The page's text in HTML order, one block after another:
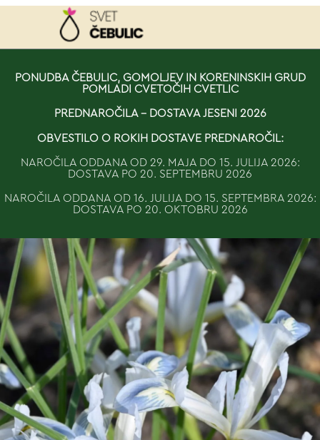
VAŠA KOŠARICA JE
PONUDBA ČEBULIC, GOMOLJEV IN KORENINSKIH GRUD
POMLADI CVETOČIH CVETLIC
PREDNAROČILA - DOSTAVA JESENI 2026
OBVESTILO O ROKIH DOSTAVE PREDNAROČIL:
NAROČILA ODDANA OD 29. MAJA DO 15. JULIJA 2026:
DOSTAVA PO 20. SEPTEMBRU 2026
NAROČILA ODDANA OD 16. JULIJA DO 15. SEPTEMBRA 2026:
DOSTAVA PO 20. OKTOBRU 2026